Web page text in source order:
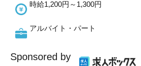
時給1,200円～1,300円
アルバイト・パート
Sponsored by